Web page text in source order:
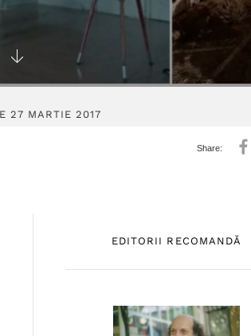
27 MARTIE 2017
EDITORII RECOMANDĂ